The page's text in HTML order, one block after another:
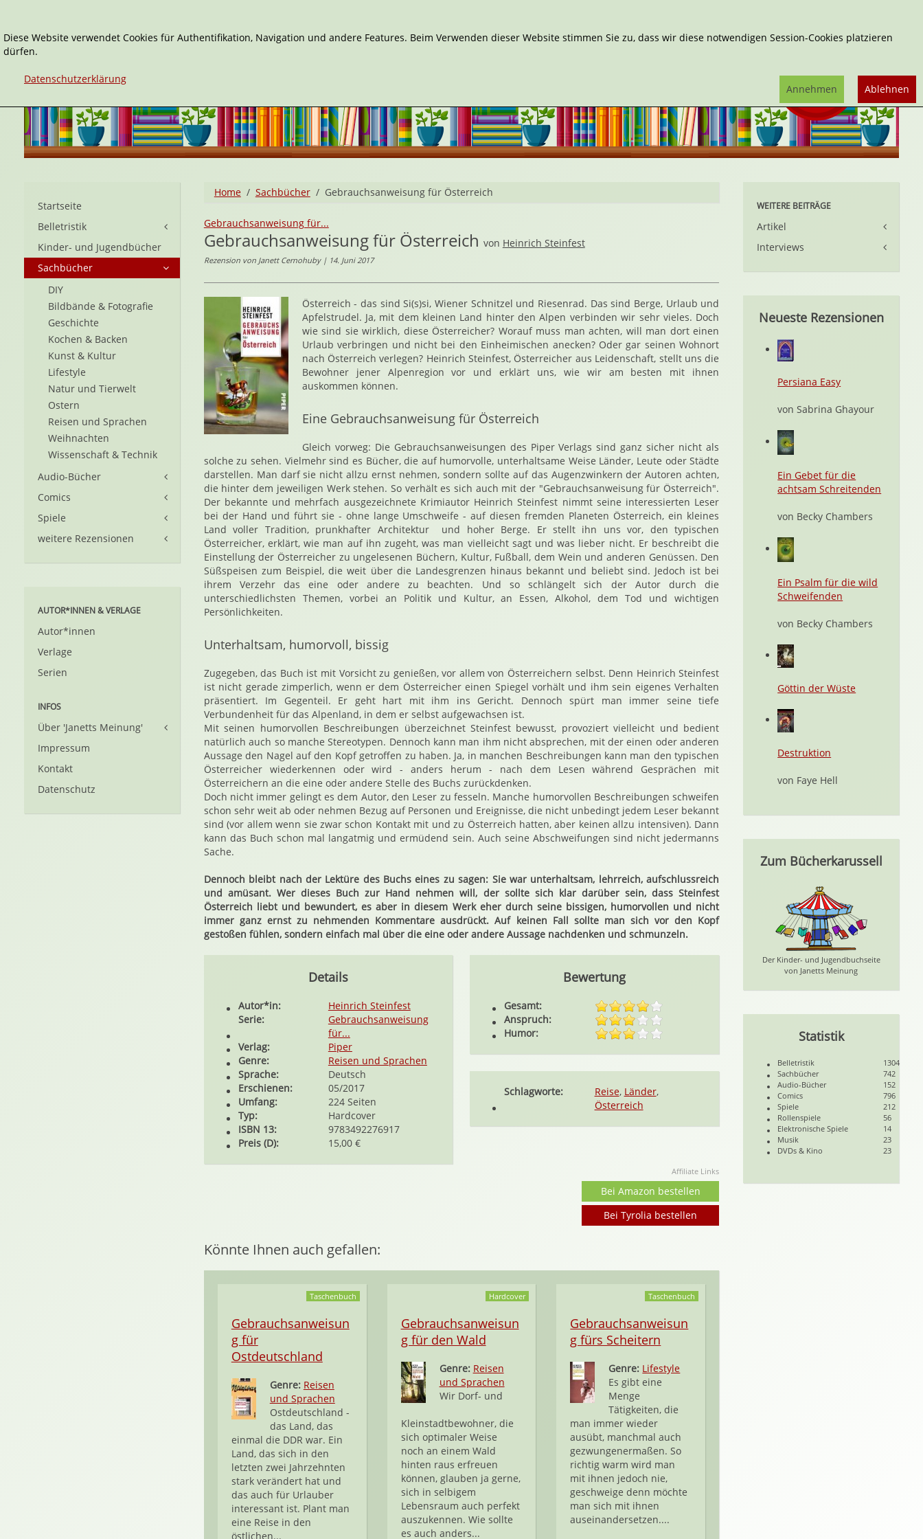
Home Sachbücher Gebrauchsanweisung für Österreich
Gebrauchsanweisung für...
Gebrauchsanweisung für Österreich von Heinrich Steinfest
Rezension von Janett Cernohuby | 14. Juni 2017
Österreich - das sind Si(s)si, Wiener Schnitzel und Riesenrad. Das sind Berge, Urlaub und
Apfelstrudel. Ja, mit dem kleinen Land hinter den Alpen verbinden wir sehr vieles. Doch
wie sind sie wirklich, diese Österreicher? Worauf muss man achten, will man dort einen
Urlaub verbringen und nicht bei den Einheimischen anecken? Oder gar seinen Wohnort
nach Österreich verlegen? Heinrich Steinfest, Österreicher aus Leidenschaft, stellt uns die
Bewohner jener Alpenregion vor und erklärt uns, wie wir am besten mit ihnen
auskommen können.
Eine Gebrauchsanweisung für Österreich
Gleich vorweg: Die Gebrauchsanweisungen des Piper Verlags sind ganz sicher nicht als
solche zu sehen. Vielmehr sind es Bücher, die auf humorvolle, unterhaltsame Weise Länder, Leute oder Städte
darstellen. Man darf sie nicht allzu ernst nehmen, sondern sollte auf das Augenzwinkern der Autoren achten,
die hinter dem jeweiligen Werk stehen. So verhält es sich auch mit der "Gebrauchsanweisung für Österreich".
Der bekannte und mehrfach ausgezeichnete Krimiautor Heinrich Steinfest nimmt seine interessierten Leser
bei der Hand und führt sie - ohne lange Umschweife - auf diesen fremden Planeten Österreich, ein kleines
Land voller Tradition, prunkhafter Architektur und hoher Berge. Er stellt ihn uns vor, den typischen
Österreicher, erklärt, wie man auf ihn zugeht, was man vielleicht sagt und was lieber nicht. Er beschreibt die
Einstellung der Österreicher zu ungelesenen Büchern, Kultur, Fußball, dem Wein und anderen Genüssen. Den
Süßspeisen zum Beispiel, die weit über die Landesgrenzen hinaus bekannt und beliebt sind. Jedoch ist bei
ihrem Verzehr das eine oder andere zu beachten. Und so schlängelt sich der Autor durch die
unterschiedlichsten Themen, vorbei an Politik und Kultur, an Essen, Alkohol, dem Tod und wichtigen
Persönlichkeiten.
Unterhaltsam, humorvoll, bissig
Zugegeben, das Buch ist mit Vorsicht zu genießen, vor allem von Österreichern selbst. Denn Heinrich Steinfest
ist nicht gerade zimperlich, wenn er dem Österreicher einen Spiegel vorhält und ihm sein eigenes Verhalten
präsentiert. Im Gegenteil. Er geht hart mit ihm ins Gericht. Dennoch spürt man immer seine tiefe
Verbundenheit für das Alpenland, in dem er selbst aufgewachsen ist.
Mit seinen humorvollen Beschreibungen überzeichnet Steinfest bewusst, provoziert vielleicht und bedient
natürlich auch so manche Stereotypen. Dennoch kann man ihm nicht absprechen, mit der einen oder anderen
Aussage den Nagel auf den Kopf getroffen zu haben. Ja, in manchen Beschreibungen kann man den typischen
Österreicher wiederkennen oder wird - anders herum - nach dem Lesen während Gesprächen mit
Österreichern an die eine oder andere Stelle des Buchs zurückdenken.
Doch nicht immer gelingt es dem Autor, den Leser zu fesseln. Manche humorvollen Beschreibungen schweifen
schon sehr weit ab oder nehmen Bezug auf Personen und Ereignisse, die nicht unbedingt jedem Leser bekannt
sind (vor allem wenn sie zwar schon Kontakt mit und zu Österreich hatten, aber keinen allzu intensiven). Dann
kann das Buch schon mal langatmig und ermüdend sein. Auch seine Abschweifungen sind nicht jedermanns
Sache.
Dennoch bleibt nach der Lektüre des Buchs eines zu sagen: Sie war unterhaltsam, lehrreich, aufschlussreich
und amüsant. Wer dieses Buch zur Hand nehmen will, der sollte sich klar darüber sein, dass Steinfest
Österreich liebt und bewundert, es aber in diesem Werk eher durch seine bissigen, humorvollen und nicht
immer ganz ernst zu nehmenden Kommentare ausdrückt. Auf keinen Fall sollte man sich vor den Kopf
gestoßen fühlen, sondern einfach mal über die eine oder andere Aussage nachdenken und schmunzeln.
Details
Autor*in:
Heinrich Steinfest
Serie:
Gebrauchsanweisung
für...
Verlag:
Piper
Genre:
Reisen und Sprachen
Sprache:
Deutsch
Erschienen:
05/2017
Umfang:
224 Seiten
Typ:
Hardcover
ISBN 13:
9783492276917
Preis (D):
15,00 €
Bewertung
Gesamt:
Anspruch:
Humor:
Schlagworte: Reise, Länder,
Österreich
Affiliate Links
Bei Amazon bestellen
Bei Tyrolia bestellen
Könnte Ihnen auch gefallen:
Taschenbuch
Gebrauchsanweisun
g für
Ostdeutschland
Genre: Reisen
und Sprachen
Ostdeutschland -
das Land, das
einmal die DDR war. Ein
Land, das sich in den
letzten zwei Jahrzehnten
stark verändert hat und
das auch für Urlauber
interessant ist. Plant man
eine Reise in den
östlichen...
Hardcover
Gebrauchsanweisun
g für den Wald
Genre: Reisen
und Sprachen
Wir Dorf- und
Kleinstadtbewohner, die
sich optimaler Weise
noch an einem Wald
hinten raus erfreuen
können, glauben ja gerne,
sich in selbigem
Lebensraum auch perfekt
auszukennen. Wie sollte
es auch anders...
Taschenbuch
Gebrauchsanweisun
g fürs Scheitern
Genre: Lifestyle
Es gibt eine
Menge
Tätigkeiten, die
man immer wieder
ausübt, manchmal auch
gezwungenermaßen. So
richtig warm wird man
mit ihnen jedoch nie,
geschweige denn möchte
man sich mit ihnen
auseinandersetzen....
Startseite
Belletristik
Kinder- und Jugendbücher
Sachbücher
DIY
Bildbände & Fotografie
Geschichte
Kochen & Backen
Kunst & Kultur
Lifestyle
Natur und Tierwelt
Ostern
Reisen und Sprachen
Weihnachten
Wissenschaft & Technik
Audio-Bücher
Comics
Spiele
weitere Rezensionen
AUTOR*INNEN & VERLAGE
Autor*innen
Verlage
Serien
INFOS
Über 'Janetts Meinung'
Impressum
Kontakt
Datenschutz
WEITERE BEITRÄGE
Artikel
Interviews
Neueste Rezensionen
Persiana Easy
von Sabrina Ghayour
Ein Gebet für die
achtsam Schreitenden
von Becky Chambers
Ein Psalm für die wild
Schweifenden
von Becky Chambers
Göttin der Wüste
Destruktion
von Faye Hell
Zum Bücherkarussell
Der Kinder- und Jugendbuchseite
von Janetts Meinung
Statistik
Belletristik
1304
Sachbücher
742
Audio-Bücher
152
Comics
796
Spiele
212
Rollenspiele
56
Elektronische Spiele
14
Musik
23
DVDs & Kino
23
Diese Website verwendet Cookies für Authentifikation, Navigation und andere Features. Beim Verwenden dieser Website stimmen Sie zu, dass wir diese notwendigen Session-Cookies platzieren
dürfen.
Datenschutzerklärung
Ablehnen
Annehmen